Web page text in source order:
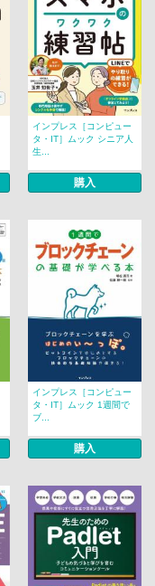
インプレス［コンピュー
タ・IT］ムック シニア人
生...
購入
インプレス［コンピュー
タ・IT］ムック 1週間で
ブ...
購入